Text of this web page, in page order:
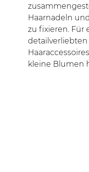
Haarnadeln und
zu fixieren. Für
kleine Blumen